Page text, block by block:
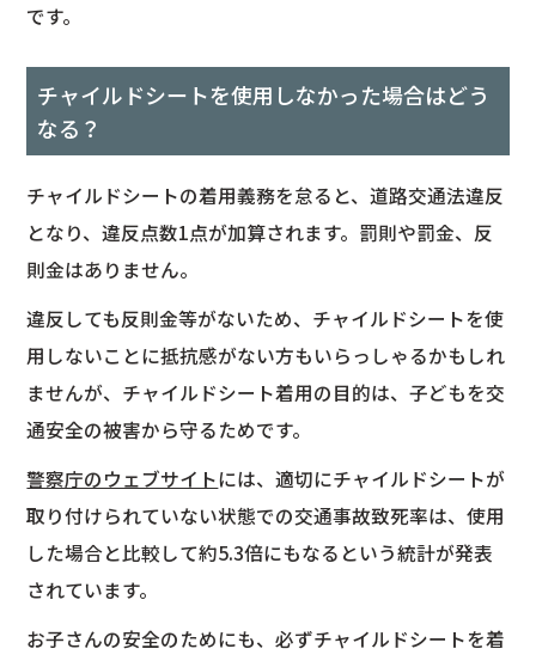
です。
チャイルドシートを使用しなかった場合はどう
なる？
チャイルドシートの着用義務を怠ると、道路交通法違反
となり、違反点数1点が加算されます。罰則や罰金、反
則金はありません。
違反しても反則金等がないため、チャイルドシートを使
用しないことに抵抗感がない方もいらっしゃるかもしれ
ませんが、チャイルドシート着用の目的は、子どもを交
通安全の被害から守るためです。
警察庁のウェブサイトには、適切にチャイルドシートが
取り付けられていない状態での交通事故致死率は、使用
した場合と比較して約5.3倍にもなるという統計が発表
されています。
お子さんの安全のためにも、必ずチャイルドシートを着